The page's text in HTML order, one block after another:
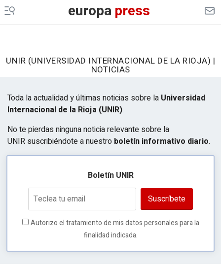
INFOSALUS
EP DATA
MERCADOFINANCIERO
ES EUROPA
LEGAL
GENERACIÓN DE OPORTUNIDADES
europapress
UNIR (UNIVERSIDAD INTERNACIONAL DE LA RIOJA) |
NOTICIAS
Toda la actualidad y últimas noticias sobre la Universidad
Internacional de la Rioja (UNIR).
No te pierdas ninguna noticia relevante sobre la
UNIR suscribiéndote a nuestro boletín informativo diario.
Boletín UNIR
Suscríbete
Autorizo el tratamiento de mis datos personales para la
finalidad indicada.